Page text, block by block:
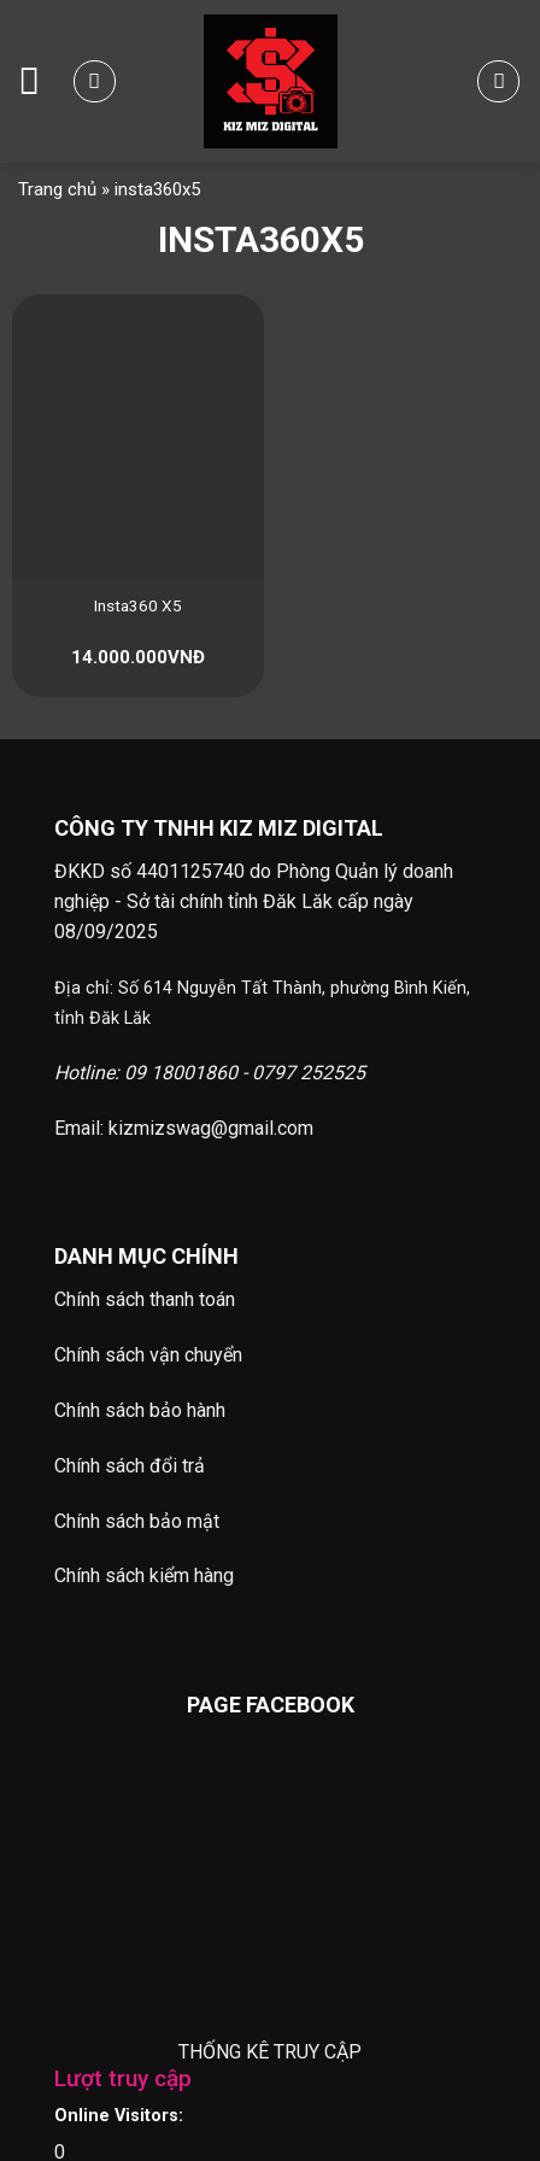
content
Trang chủ » insta360x5
INSTA360X5
Insta360 X5
14.000.000VNĐ
CÔNG TY TNHH KIZ MIZ DIGITAL
ĐKKD số 4401125740 do Phòng Quản lý doanh
nghiệp - Sở tài chính tỉnh Đăk Lăk cấp ngày
08/09/2025
Địa chỉ: Số 614 Nguyễn Tất Thành, phường Bình Kiến,
tỉnh Đăk Lăk
Hotline: 09 18001860 - 0797 252525
Email: kizmizswag@gmail.com
DANH MỤC CHÍNH
Chính sách thanh toán
Chính sách vận chuyển
Chính sách bảo hành
Chính sách đổi trả
Chính sách bảo mật
Chính sách kiểm hàng
PAGE FACEBOOK
THỐNG KÊ TRUY CẬP
Lượt truy cập
Online Visitors:
0